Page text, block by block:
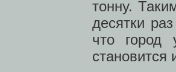
тонну.
десятки
что город
становится